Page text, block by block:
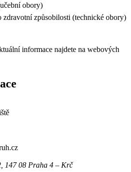
obory)
zdravotní způsobilosti (technické obory)
informace najdete na webových
147 08 Praha 4 – Krč